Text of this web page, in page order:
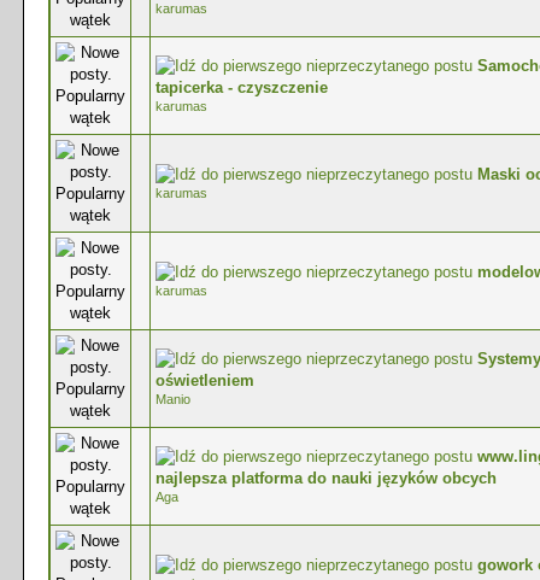
karumas
tapicerka - czyszczenie
karumas
0 głosów - średnia ocena: 0 na 5 gwiazdek
Maski
karumas
0 głosów - średnia ocena: 0 na 5 gwiazdek
karumas
0 głosów - średnia ocena: 0 na 5 gwiazdek
oświetleniem
Manio
0 głosów - średnia ocena: 0 na 5 gwiazdek
najlepsza platforma do nauki języków obcych
Aga
0 głosów - średnia ocena: 0 na 5 gwiazdek
gowork
0 głosów - średnia ocena: 0 na 5 gwiazdek